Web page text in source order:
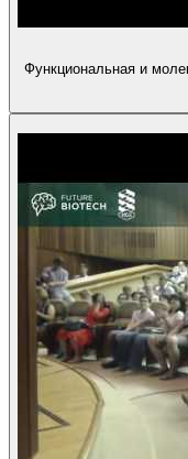
Функциональная и